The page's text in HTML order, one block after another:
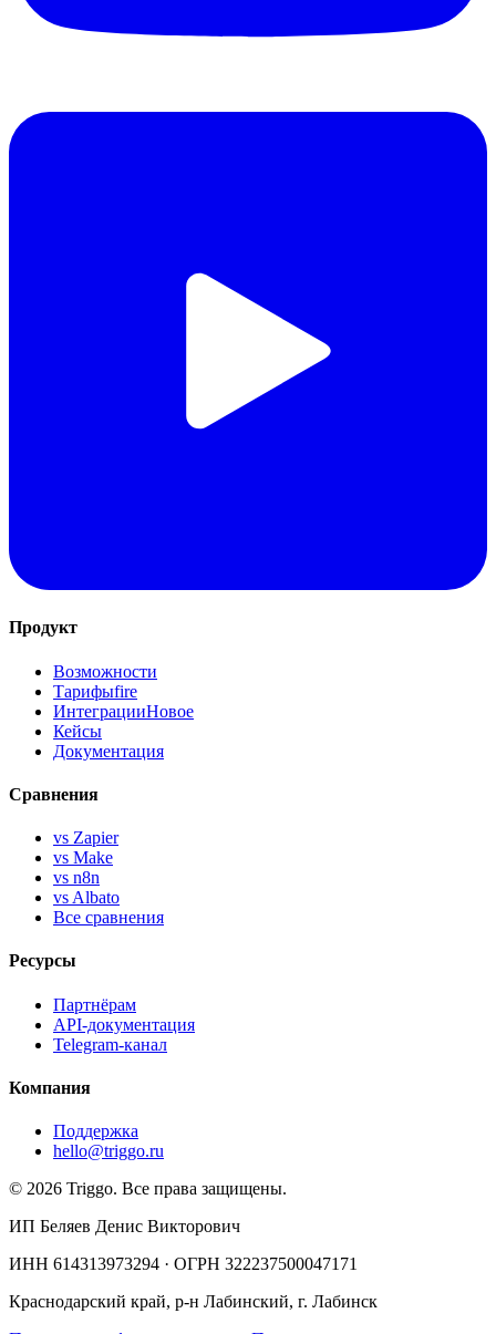
Продукт
Возможности
Тарифыfire
ИнтеграцииНовое
Кейсы
Документация
Сравнения
vs Zapier
vs Make
vs n8n
vs Albato
Все сравнения
Ресурсы
Партнёрам
API-документация
Telegram-канал
Компания
Поддержка
hello@triggo.ru
© 2026 Triggo. Все права защищены.
ИП Беляев Денис Викторович
ИНН 614313973294 · ОГРН 322237500047171
Краснодарский край, р-н Лабинский, г. Лабинск